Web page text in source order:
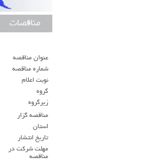
مناقصات
عنوان مناقصه
شماره مناقصه
نوبت اعلام
گروه
زيرگروه
مناقصه گزار
استان
تاريخ انتشار
مهلت شركت در
مناقصه